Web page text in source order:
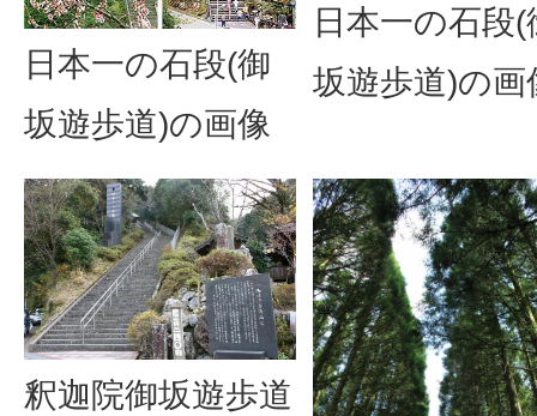
日本一の石段(御
坂遊歩道)の画像
日本一の石段(
坂遊歩道)の画
釈迦院御坂遊歩道